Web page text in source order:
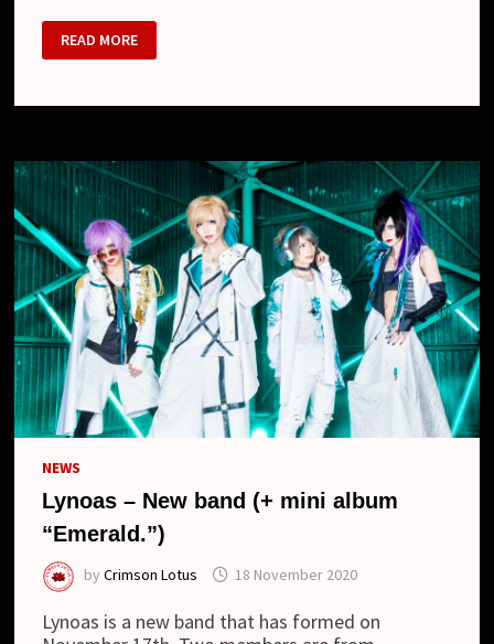
LYNOAS
READ MORE
NEWS
Lynoas – New band (+ mini album
“Emerald.”)
byCrimson Lotus 18 November 2020
Lynoas is a new band that has formed on